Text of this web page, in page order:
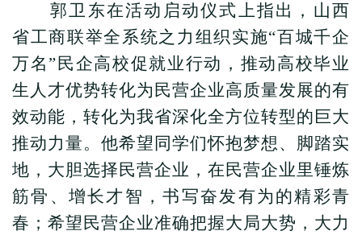
郭卫东在活动启动仪式上指出，山西
省工商联举全系统之力组织实施“百城千企
万名”民企高校促就业行动，推动高校毕业
生人才优势转化为民营企业高质量发展的有
效动能，转化为我省深化全方位转型的巨大
推动力量。他希望同学们怀抱梦想、脚踏实
地，大胆选择民营企业，在民营企业里锤炼
筋骨、增长才智，书写奋发有为的精彩青
春；希望民营企业准确把握大局大势，大力